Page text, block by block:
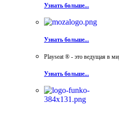
Узнать больше...
Узнать больше...
Playseat ® - это ведущая в
Узнать больше...